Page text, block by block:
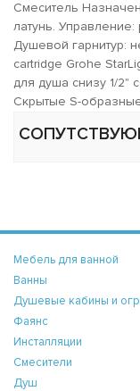
Смеситель
латунь.
Душевой гарнитур:
cartridge Grohe
для душа снизу 1/2"
Скрытые S-
Мебель для ванной
Ванны
Душевые кабины и
Фаянс
Инсталляции
Смесители
Душ